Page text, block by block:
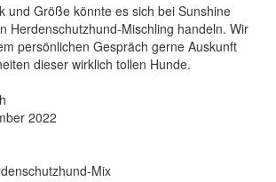
und Größe könnte es sich bei Sunshine
Herdenschutzhund-Mischling handeln. Wir
persönlichen Gespräch gerne Auskunft
dieser wirklich tollen Hunde.
2022
Mix